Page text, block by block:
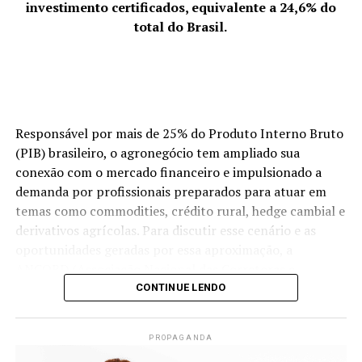
Contato: +55 (51) 8310-4633
enriquecedora. Discutimos abertamente os desafios da
‘mulher multitarefa’ e transformamos essas dores em
ACIP Mulher.
investimento certificados, equivalente a 24,6% do
total do Brasil.
Responsável por mais de 25% do Produto Interno Bruto
(PIB) brasileiro, o agronegócio tem ampliado sua
conexão com o mercado financeiro e impulsionado a
demanda por profissionais preparados para atuar em
temas como commodities, crédito rural, hedge cambial e
derivativos agrícolas. Para discutir esse cenário e as
Distribuidoras de Títulos e Valores Mobiliários, Câmbio e
CONTINUE LENDO
PROPAGANDA